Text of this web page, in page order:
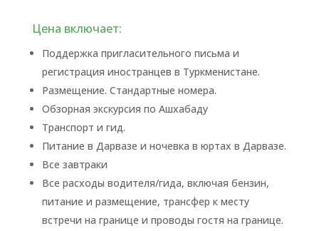
Цена включает:
Поддержка пригласительного письма и
регистрация иностранцев в Туркменистане.
Размещение. Стандартные номера.
Обзорная экскурсия по Ашхабаду
Транспорт и гид.
Питание в Дарвазе и ночевка в юртах в Дарвазе.
Все завтраки
Все расходы водителя/гида, включая бензин,
питание и размещение, трансфер к месту
встречи на границе и проводы гостя на границе.